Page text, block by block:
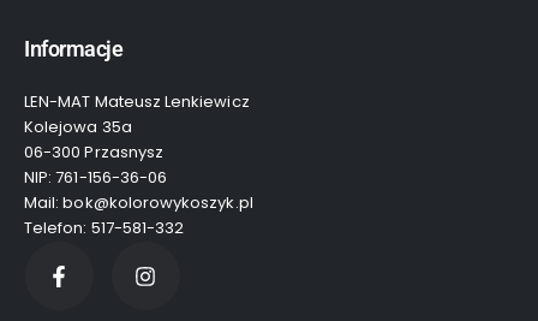
Informacje
LEN-MAT Mateusz Lenkiewicz
Kolejowa 35a
06-300 Przasnysz
NIP: 761-156-36-06
Mail: bok@kolorowykoszyk.pl
Telefon: 517-581-332